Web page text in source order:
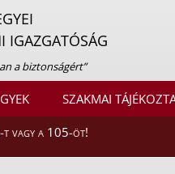
IGAZGATÓSÁG
a biztonságért”
SZAKMAI
t vagy a 105-öt!